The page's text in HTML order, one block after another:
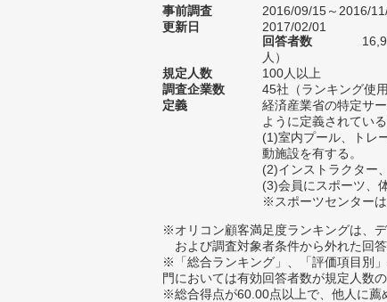
事前調査
2016/09/15～2016/
更新日
2017/02/01
回答者数
人）
規定人数
100人以上
調査企業数
45社（ランキング使
定義
経済産業省の特定サ
ように定義されている
(1)室内プール、トレ
動施設を有する。
(2)インストラクター
(3)会員にスポーツ、
※スポーツセンターは
※オリコン顧客満足度ランキングは、
および調査対象者条件から外れた回
※「総合ランキング」、「評価項目別
門においては有効回答者数が規定人数
※総合得点が60.00点以上で、他人に薦